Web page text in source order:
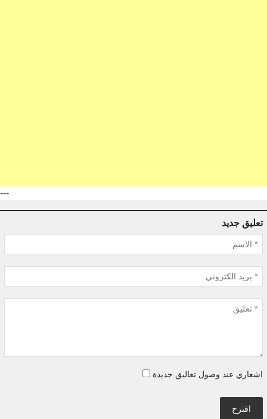
---
تعليق جديد
اشعاري عند وصول تعاليق جديدة
اقترح